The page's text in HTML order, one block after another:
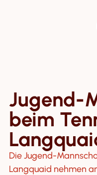
Jugend-
beim
Die Jugend-
Langquaid nehmen